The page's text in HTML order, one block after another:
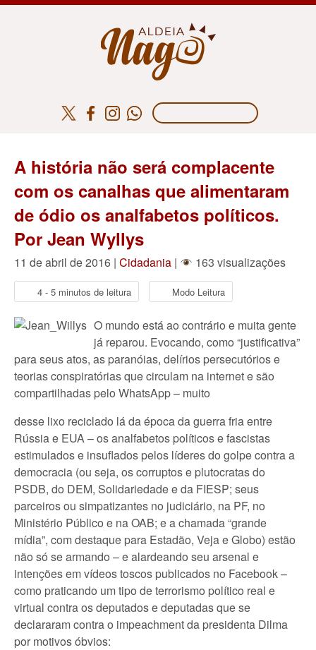
A história não será complacente
com os canalhas que alimentaram
de ódio os analfabetos políticos.
Por Jean Wyllys
11 de abril de 2016 | Cidadania | 163 visualizações
4 - 5 minutos de leitura Modo Leitura
O mundo está ao contrário e muita gente
já reparou. Evocando, como “justificativa”
para seus atos, as paranóias, delírios persecutórios e
teorias conspiratórias que circulam na internet e são
compartilhadas pelo WhatsApp – muito
desse lixo reciclado lá da época da guerra fria entre
Rússia e EUA – os analfabetos políticos e fascistas
estimulados e insuflados pelos líderes do golpe contra a
democracia (ou seja, os corruptos e plutocratas do
PSDB, do DEM, Solidariedade e da FIESP; seus
parceiros ou simpatizantes no judiciário, na PF, no
Ministério Público e na OAB; e a chamada “grande
mídia”, com destaque para Estadão, Veja e Globo) estão
não só se armando – e alardeando seu arsenal e
intenções em vídeos toscos publicados no Facebook –
como praticando um tipo de terrorismo político real e
virtual contra os deputados e deputadas que se
declararam contra o impeachment da presidenta Dilma
por motivos óbvios: